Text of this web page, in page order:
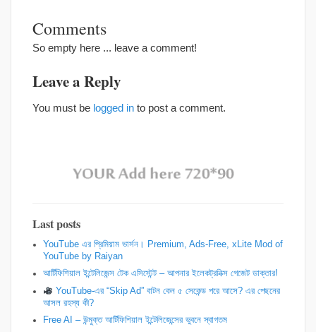
Comments
So empty here ... leave a comment!
Leave a Reply
You must be logged in to post a comment.
Last posts
YouTube এর প্রিমিয়াম ভার্সন। Premium, Ads-Free, xLite Mod of
YouTube by Raiyan
আর্টিফিশিয়াল ইন্টেলিজেন্স টেক এসিস্টেন্ট – আপনার ইলেকট্রনিক্স গেজেট ডাক্তার!
YouTube-এর “Skip Ad” বাটন কেন ৫ সেকেন্ড পরে আসে? এর পেছনের
আসল রহস্য কী?
Free AI – উন্মুক্ত আর্টিফিশিয়াল ইন্টেলিজেন্সের ভুবনে স্বাগতম